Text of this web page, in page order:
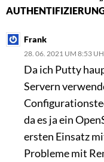
Frank
28. 06. 2021 UM 8:53
Da ich Putty
Servern
da es ja ein
ersten Einsatz
Probleme mit